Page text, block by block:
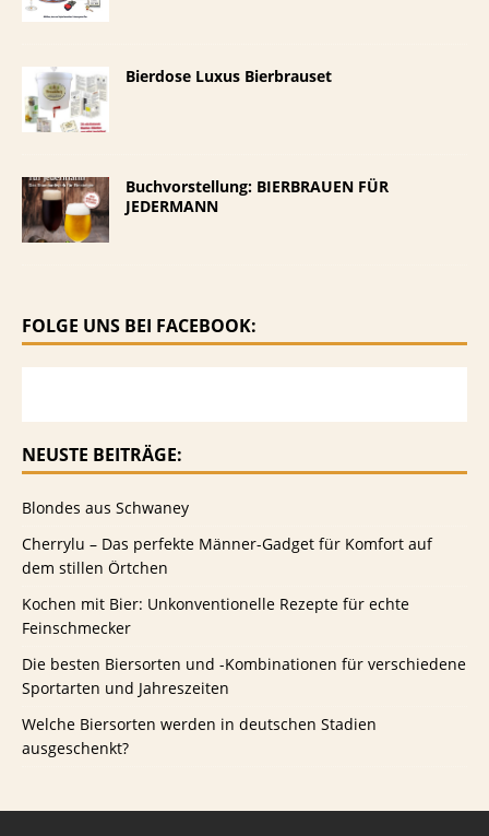
Bierdose Luxus Bierbrauset
Buchvorstellung: BIERBRAUEN FÜR
JEDERMANN
FOLGE UNS BEI FACEBOOK:
NEUSTE BEITRÄGE:
Blondes aus Schwaney
Cherrylu – Das perfekte Männer-Gadget für Komfort auf
dem stillen Örtchen
Kochen mit Bier: Unkonventionelle Rezepte für echte
Feinschmecker
Die besten Biersorten und -Kombinationen für verschiedene
Sportarten und Jahreszeiten
Welche Biersorten werden in deutschen Stadien
ausgeschenkt?